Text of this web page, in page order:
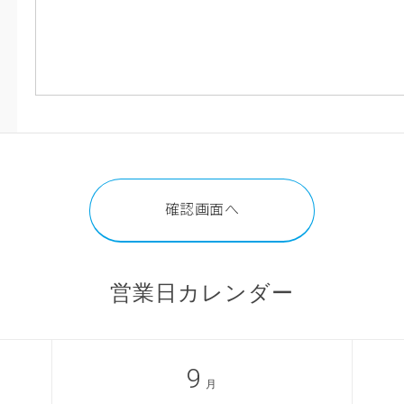
営業日カレンダー
9 月